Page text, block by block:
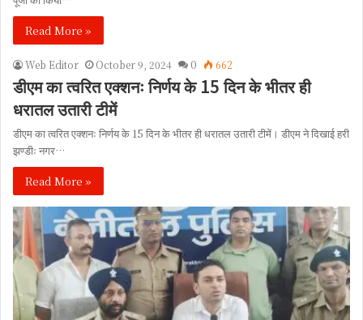
Read More »
Web Editor October 9, 2024 0 662
डीएम का त्वरित एक्शनः निर्णय के 15 दिन के भीतर ही
धरातल उतारी टीमें
डीएम का त्वरित एक्शनः निर्णय के 15 दिन के भीतर ही धरातल उतारी टीमें। डीएम ने दिखाई हरी
झण्डीः नगर…
Read More »